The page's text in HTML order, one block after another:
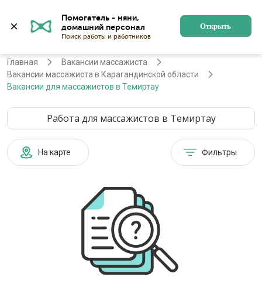
Помогатель - няни,
Поиск работы и работников
Открыть
Темиртау Регистрация
Главная
Вакансии массажиста
Вакансии массажиста в Карагандинской области
Вакансии для массажистов в Темиртау
Работа для массажистов в Темиртау
На карте Фильтры